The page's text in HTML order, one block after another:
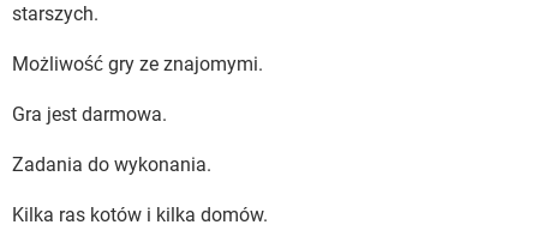
starszych.
Możliwość gry ze znajomymi.
Gra jest darmowa.
Zadania do wykonania.
Kilka ras kotów i kilka domów.